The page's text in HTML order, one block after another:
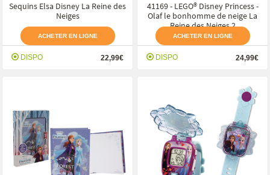
Sequins Elsa Disney La Reine des
Neiges
ACHETER EN LIGNE
DISPO 22,99€
41169 - LEGO® Disney Princess -
Olaf le bonhomme de neige La
Reine des Neiges 2
ACHETER EN LIGNE
DISPO 24,99€